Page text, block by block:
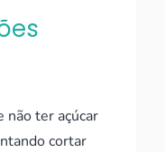
não ter açúcar
cortar